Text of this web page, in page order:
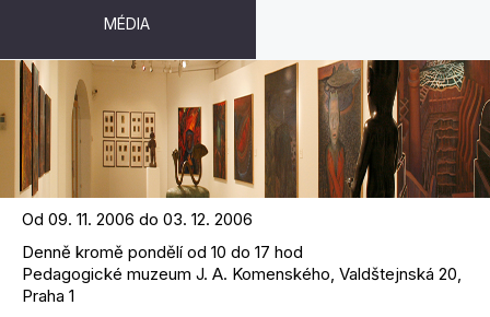
MÉDIA
ŽIDOVSKÉ ŠKOLSTVÍ
Od 09. 11. 2006 do 03. 12. 2006
Denně kromě pondělí od 10 do 17 hod
Pedagogické muzeum J. A. Komenského, Valdštejnská 20,
Praha 1